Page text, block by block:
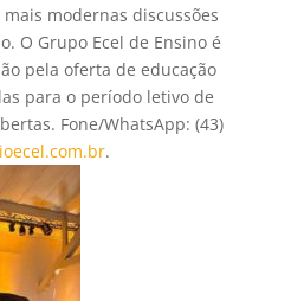
modernas discussões
O Grupo Ecel de Ensino é
pela oferta de educação
para o período letivo de
Fone/WhatsApp: (43)
.